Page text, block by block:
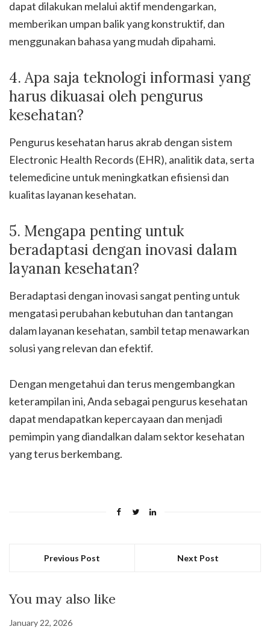
dapat dilakukan melalui aktif mendengarkan,
memberikan umpan balik yang konstruktif, dan
menggunakan bahasa yang mudah dipahami.
4. Apa saja teknologi informasi yang
harus dikuasai oleh pengurus
kesehatan?
Pengurus kesehatan harus akrab dengan sistem
Electronic Health Records (EHR), analitik data, serta
telemedicine untuk meningkatkan efisiensi dan
kualitas layanan kesehatan.
5. Mengapa penting untuk
beradaptasi dengan inovasi dalam
layanan kesehatan?
Beradaptasi dengan inovasi sangat penting untuk
mengatasi perubahan kebutuhan dan tantangan
dalam layanan kesehatan, sambil tetap menawarkan
solusi yang relevan dan efektif.
Dengan mengetahui dan terus mengembangkan
keterampilan ini, Anda sebagai pengurus kesehatan
dapat mendapatkan kepercayaan dan menjadi
pemimpin yang diandalkan dalam sektor kesehatan
yang terus berkembang.
Previous Post Next Post
You may also like
January 22, 2026